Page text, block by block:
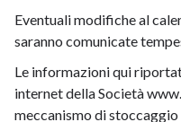
Eventuali modifiche al
saranno comunicate
Le informazioni qui
internet della Società
meccanismo di stoccaggio